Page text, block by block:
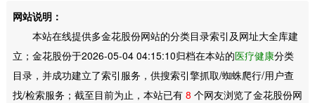
网站说明：
本站在线提供多金花股份网站的分类目录索引及网址大全库建
立；金花股份于2026-05-04 04:15:10归档在本站的医疗健康分类
目录，并成功建立了索引服务，供搜索引擎抓取/蜘蛛爬行/用户查
找/检索服务；截至目前为止，本站已有 8 个网友浏览了金花股份网